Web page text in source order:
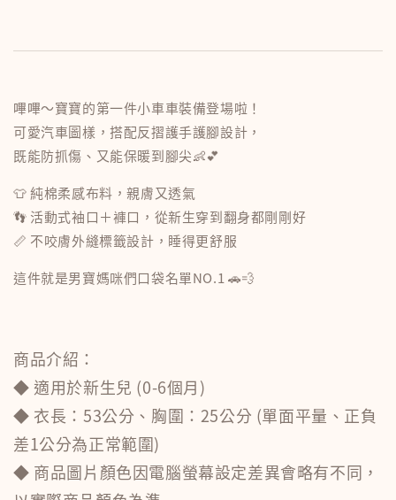
嗶嗶～寶寶的第一件小車車裝備登場啦！
可愛汽車圖樣，搭配反摺護手護腳設計，
既能防抓傷、又能保暖到腳尖👶💕
👕 純棉柔感布料，親膚又透氣
👣 活動式袖口＋褲口，從新生穿到翻身都剛剛好
📏 不咬膚外縫標籤設計，睡得更舒服
這件就是男寶媽咪們口袋名單NO.1 🚗💨
商品介紹：
◆ 適用於新生兒 (0-6個月)
◆ 衣長：53公分、胸圍：25公分 (單面平量、正負
差1公分為正常範圍)
◆ 商品圖片顏色因電腦螢幕設定差異會略有不同，